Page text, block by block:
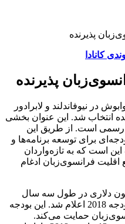
پذیرنده
کانادا
پذیرنده
لابرادور-وابوش در نیوفاندلند و لابرادور
انتخاب شد. این عنوان بخشی
رسمی است. از طریق این
بودجه‌ای برای توسعه برنامه‌ها و
است که به تازه‌واردان
فرانسوی‌زبان ادغام
با سرمایه‌گذاری 12.6 میلیون دلاری در طول سه سال
پشتیبانی می‌شود، همانطور که در بودجه 2018 اعلام شد. این بودجه
حمایت می‌کند.